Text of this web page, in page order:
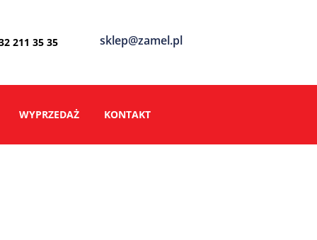
211 35 35 sklep@zamel.pl
WYPRZEDAŻ KONTAKT